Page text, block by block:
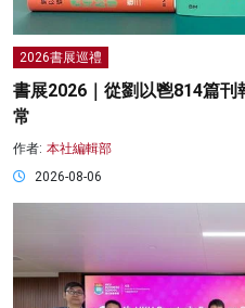
2026書展巡禮
書展2026｜從劉以鬯814篇刊
常
作者: 本社編輯部
2026-08-06